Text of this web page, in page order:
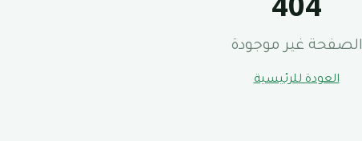
الصفحة غير موجودة
العودة للرئيسية